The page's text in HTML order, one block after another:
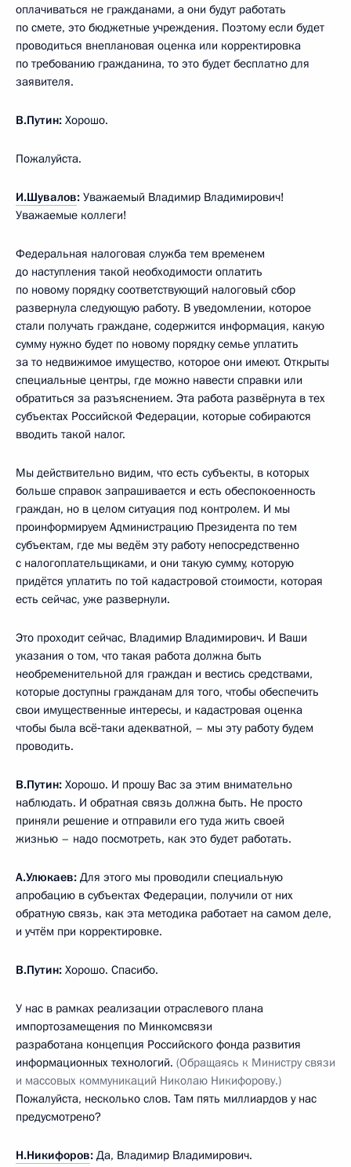
оплачиваться не гражданами, а они будут работать
по смете, это бюджетные учреждения. Поэтому если будет
проводиться внеплановая оценка или корректировка
по требованию гражданина, то это будет бесплатно для
заявителя.
В.Путин: Хорошо.
Пожалуйста.
И.Шувалов: Уважаемый Владимир Владимирович!
Уважаемые коллеги!
Федеральная налоговая служба тем временем
до наступления такой необходимости оплатить
по новому порядку соответствующий налоговый сбор
развернула следующую работу. В уведомлении, которое
стали получать граждане, содержится информация, какую
сумму нужно будет по новому порядку семье уплатить
за то недвижимое имущество, которое они имеют. Открыты
специальные центры, где можно навести справки или
обратиться за разъяснением. Эта работа развёрнута в тех
субъектах Российской Федерации, которые собираются
вводить такой налог.
Мы действительно видим, что есть субъекты, в которых
больше справок запрашивается и есть обеспокоенность
граждан, но в целом ситуация под контролем. И мы
проинформируем Администрацию Президента по тем
субъектам, где мы ведём эту работу непосредственно
с налогоплательщиками, и они такую сумму, которую
придётся уплатить по той кадастровой стоимости, которая
есть сейчас, уже развернули.
Это проходит сейчас, Владимир Владимирович. И Ваши
указания о том, что такая работа должна быть
необременительной для граждан и вестись средствами,
которые доступны гражданам для того, чтобы обеспечить
свои имущественные интересы, и кадастровая оценка
чтобы была всё‑таки адекватной, – мы эту работу будем
проводить.
В.Путин: Хорошо. И прошу Вас за этим внимательно
наблюдать. И обратная связь должна быть. Не просто
приняли решение и отправили его туда жить своей
жизнью – надо посмотреть, как это будет работать.
А.Улюкаев: Для этого мы проводили специальную
апробацию в субъектах Федерации, получили от них
обратную связь, как эта методика работает на самом деле,
и учтём при корректировке.
В.Путин: Хорошо. Спасибо.
У нас в рамках реализации отраслевого плана
импортозамещения по Минкомсвязи
разработана концепция Российского фонда развития
информационных технологий. (Обращаясь к Министру связи
и массовых коммуникаций Николаю Никифорову.)
Пожалуйста, несколько слов. Там пять миллиардов у нас
предусмотрено?
Н.Никифоров: Да, Владимир Владимирович.